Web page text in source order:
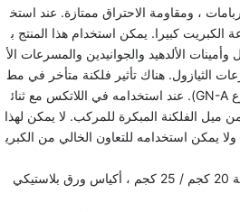
، ومقاومة الاحتراق ممتازة. عند استخ
الكبريت كبيرا. يمكن استخدام هذا المنتج ب
وأمينات الألدهيد والجوانيدين والمسرعات الأ
الثيازول. هناك تأثير فلكنة متأخر في مط
اط البوتادين للأغراض العامة (نوع GN-A). عند استخدامه في اللاتكس مع ثنائ
ميل الفلكنة المبكرة للمركب. لا يمكن لهذا
يمكن استخدامه للتعاون الخالي من الكبري
أكياس بلاستيكية منسوجة 20 كجم / 25 كجم ، أكياس ورق بلاستيكي